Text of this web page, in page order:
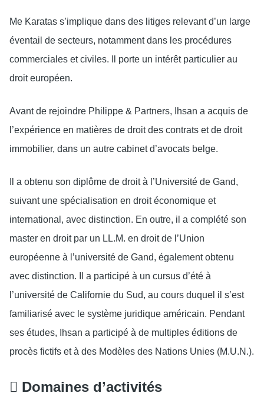
Me Karatas s’implique dans des litiges relevant d’un large
éventail de secteurs, notamment dans les procédures
commerciales et civiles. Il porte un intérêt particulier au
droit européen.
Avant de rejoindre Philippe & Partners, Ihsan a acquis de
l’expérience en matières de droit des contrats et de droit
immobilier, dans un autre cabinet d’avocats belge.
Il a obtenu son diplôme de droit à l’Université de Gand,
suivant une spécialisation en droit économique et
international, avec distinction. En outre, il a complété son
master en droit par un LL.M. en droit de l’Union
européenne à l’université de Gand, également obtenu
avec distinction. Il a participé à un cursus d’été à
l’université de Californie du Sud, au cours duquel il s’est
familiarisé avec le système juridique américain. Pendant
ses études, Ihsan a participé à de multiples éditions de
procès fictifs et à des Modèles des Nations Unies (M.U.N.).
Domaines d’activités